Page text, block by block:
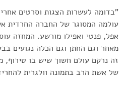
"בדומה לעשרות הצגות וסרטים
עולמה המסוגר של החברה החרדית
אפל, פנטי ואפילו מורשע. המחזה
מאחר וגם החתן וגם הכלה נגועים
זה נרקם עולם חשוך שיש בו טירוף,
של אשת הרב בתמונה וולגרית